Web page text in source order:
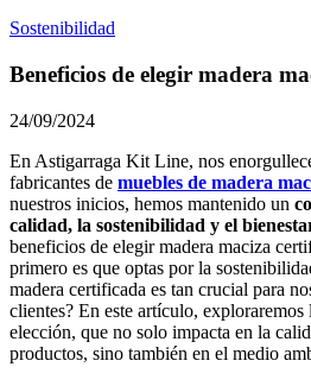
Sostenibilidad
Beneficios de elegir madera
24/09/2024
En Astigarraga Kit Line, nos
fabricantes de muebles de madera
nuestros inicios, hemos mantenido un
calidad, la sostenibilidad y el
beneficios de elegir madera maciza
primero es que optas por la
madera certificada es tan crucial para
clientes? En este artículo, exploraremos
elección, que no solo impacta en la
productos, sino también en el medio